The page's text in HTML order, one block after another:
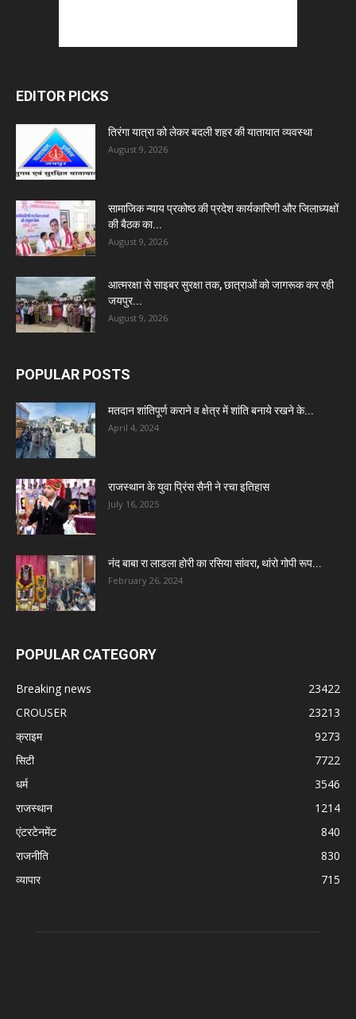
EDITOR PICKS
तिरंगा यात्रा को लेकर बदली शहर की यातायात व्यवस्था
August 9, 2026
सामाजिक न्याय प्रकोष्ठ की प्रदेश कार्यकारिणी और जिलाध्यक्षों
की बैठक का...
August 9, 2026
आत्मरक्षा से साइबर सुरक्षा तक, छात्राओं को जागरूक कर रही
जयपुर...
August 9, 2026
POPULAR POSTS
मतदान शांतिपूर्ण कराने व क्षेत्र में शांति बनाये रखने के...
April 4, 2024
राजस्थान के युवा प्रिंस सैनी ने रचा इतिहास
July 16, 2025
नंद बाबा रा लाडला होरी का रसिया सांवरा, थांरो गोपी रूप...
February 26, 2024
POPULAR CATEGORY
Breaking news
23422
CROUSER
23213
क्राइम
9273
सिटी
7722
धर्म
3546
राजस्थान
1214
एंटरटेनमेंट
840
राजनीति
830
व्यापार
715